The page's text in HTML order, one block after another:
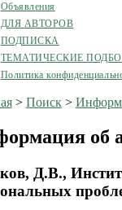
Объявления
ДЛЯ АВТОРОВ
ПОДПИСКА
ТЕМАТИЧЕСКИЕ
Политика
> Поиск>
об
Д.В.,